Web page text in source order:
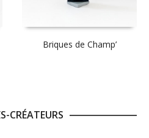
Briques de Champ’
CRÉATEURS